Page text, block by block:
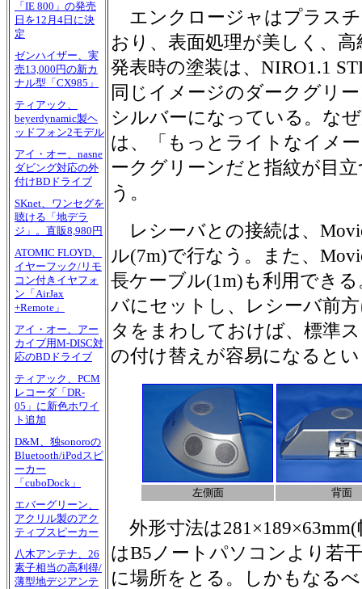
「IE 800」の発売
日を12月4日に決
定
ゼンハイザー、実
売13,000円の新カ
ナル型「CX985」
ティアック、
beyerdynamic製ヘ
ッドフォン2モデル
アイ・オー、nasne
ダビング対応の外
付けBDドライブ
SKnet、ワンセグを
聴ける「地デラ
ジ」。直販8,980円
ATOMIC FLOYD、
イヤーフック/リモ
コン付きイヤフォ
ン「AirJax
+Remote」
アイ・オー、アー
カイブ用M-DISC対
応のBDドライブ
ティアック、PCM
レコーダ「DR-
05」に新色ホワイ
ト追加
D&M、独sonoroの
Bluetooth/iPodスピ
ーカー
「cuboDock」
エバーグリーン、
アクリル製のアク
ティブスピーカー
八木アンテナ、26
素子相当の高利得/
薄型地デジアンテ
エンクロージャはプラス
おり、表面処理が美しく、
発表時の塗装は、NIRO1.1
同じイメージのダークグリ
シルバーになっている。な
は、「もっとライトなイメ
ークグリーンだと指紋が目
う。
レシーバとの接続は、
ル(7m)で行なう。また、
長ケーブル(1m)も利用でき
バにセットし、レシーバ前
タをまわしておけば、標準
の付け替えが容易になると
左側面 背面
外形寸法は
はB5ノートパソコンより若
に場所をとる。しかもなる